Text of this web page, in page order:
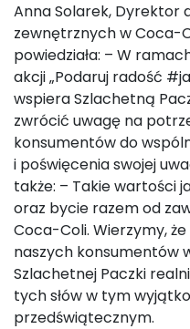
Anna Solarek, Dyrektor
zewnętrznych w Coca-
powiedziała: – W
akcji „Podaruj radość
wspiera Szlachetną
zwrócić uwagę na
konsumentów do
i poświęcenia swojej
także: – Takie wartości
oraz bycie razem od
Coca-Coli. Wierzymy,
naszych konsumentów
Szlachetnej Paczki
tych słów w tym
przedświątecznym.